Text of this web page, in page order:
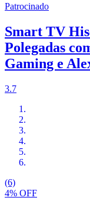
Patrocinado
Smart TV
Polegadas
Gaming e
3.7
(6)
4% OFF